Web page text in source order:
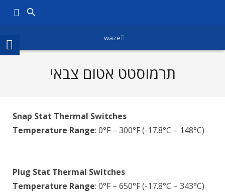
waze
תרמוסטט אטום צבאי
Snap Stat Thermal Switches
Temperature Range: 0°F – 300°F (-17.8°C – 148°C)
Plug Stat Thermal Switches
Temperature Range: 0°F – 650°F (-17.8°C – 343°C)